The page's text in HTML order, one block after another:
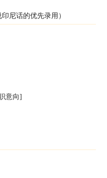
尼话的优先录用）
意向]